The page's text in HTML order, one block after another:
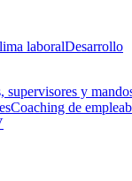
laboralDesarrollo
supervisores y
Coaching de